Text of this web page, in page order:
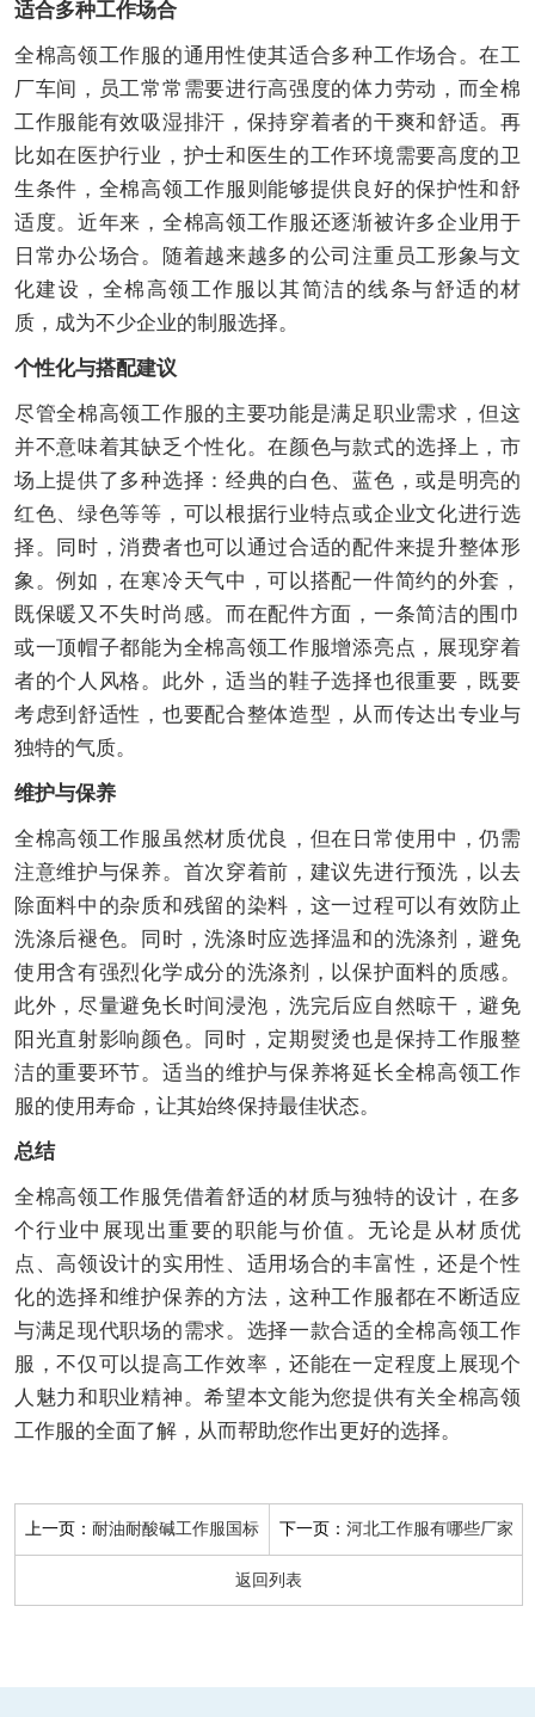
适合多种工作场合
全棉高领工作服的通用性使其适合多种工作场合。在工
厂车间，员工常常需要进行高强度的体力劳动，而全棉
工作服能有效吸湿排汗，保持穿着者的干爽和舒适。再
比如在医护行业，护士和医生的工作环境需要高度的卫
生条件，全棉高领工作服则能够提供良好的保护性和舒
适度。近年来，全棉高领工作服还逐渐被许多企业用于
日常办公场合。随着越来越多的公司注重员工形象与文
化建设，全棉高领工作服以其简洁的线条与舒适的材
质，成为不少企业的制服选择。
个性化与搭配建议
尽管全棉高领工作服的主要功能是满足职业需求，但这
并不意味着其缺乏个性化。在颜色与款式的选择上，市
场上提供了多种选择：经典的白色、蓝色，或是明亮的
红色、绿色等等，可以根据行业特点或企业文化进行选
择。同时，消费者也可以通过合适的配件来提升整体形
象。例如，在寒冷天气中，可以搭配一件简约的外套，
既保暖又不失时尚感。而在配件方面，一条简洁的围巾
或一顶帽子都能为全棉高领工作服增添亮点，展现穿着
者的个人风格。此外，适当的鞋子选择也很重要，既要
考虑到舒适性，也要配合整体造型，从而传达出专业与
独特的气质。
维护与保养
全棉高领工作服虽然材质优良，但在日常使用中，仍需
注意维护与保养。首次穿着前，建议先进行预洗，以去
除面料中的杂质和残留的染料，这一过程可以有效防止
洗涤后褪色。同时，洗涤时应选择温和的洗涤剂，避免
使用含有强烈化学成分的洗涤剂，以保护面料的质感。
此外，尽量避免长时间浸泡，洗完后应自然晾干，避免
阳光直射影响颜色。同时，定期熨烫也是保持工作服整
洁的重要环节。适当的维护与保养将延长全棉高领工作
服的使用寿命，让其始终保持最佳状态。
总结
全棉高领工作服凭借着舒适的材质与独特的设计，在多
个行业中展现出重要的职能与价值。无论是从材质优
点、高领设计的实用性、适用场合的丰富性，还是个性
化的选择和维护保养的方法，这种工作服都在不断适应
与满足现代职场的需求。选择一款合适的全棉高领工作
服，不仅可以提高工作效率，还能在一定程度上展现个
人魅力和职业精神。希望本文能为您提供有关全棉高领
工作服的全面了解，从而帮助您作出更好的选择。
上一页：耐油耐酸碱工作服国标 下一页： 河北工作服有哪些厂家
返回列表